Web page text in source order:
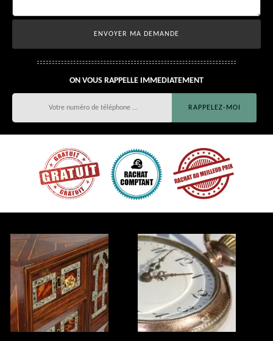
ON VOUS RAPPELLE IMMEDIATEMENT